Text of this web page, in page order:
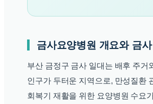
금사요양병원 개요와 금
부산 금정구 금사 일대는 배후 주거
인구가 두터운 지역으로, 만성질환
회복기 재활을 위한 요양병원 수요